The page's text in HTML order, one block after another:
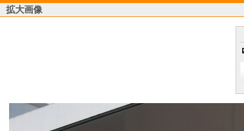
拡大画像